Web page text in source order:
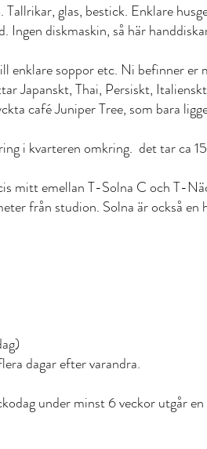
glas, bestick. Enklare
Ingen diskmaskin, så här
soppor etc. Ni befinner er
Japanskt, Thai, Persiskt,
café Juniper Tree, som bara
i kvarteren omkring. det tar ca
mitt emellan T-Solna C och T-
från studion. Solna är också
dagar efter varandra.
under minst 6 veckor utgår